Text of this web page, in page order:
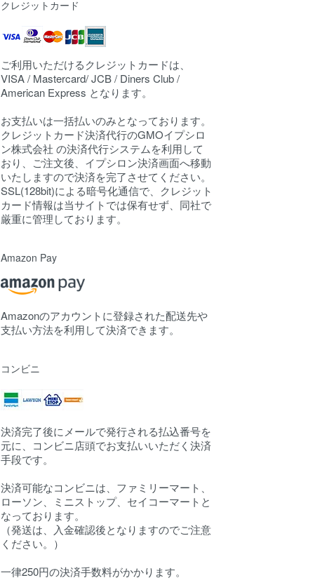
クレジットカード
ご利用いただけるクレジットカードは、
VISA / Mastercard/ JCB / Diners Club /
American Express となります。
お支払いは一括払いのみとなっております。
クレジットカード決済代行のGMOイプシロ
ン株式会社 の決済代行システムを利用して
おり、ご注文後、イプシロン決済画面へ移動
いたしますので決済を完了させてください。
SSL(128bit)による暗号化通信で、クレジット
カード情報は当サイトでは保有せず、同社で
厳重に管理しております。
Amazon Pay
Amazonのアカウントに登録された配送先や
支払い方法を利用して決済できます。
コンビニ
決済完了後にメールで発行される払込番号を
元に、コンビニ店頭でお支払いいただく決済
手段です。
決済可能なコンビニは、ファミリーマート、
ローソン、ミニストップ、セイコーマートと
なっております。
（発送は、入金確認後となりますのでご注意
ください。）
一律250円の決済手数料がかかります。